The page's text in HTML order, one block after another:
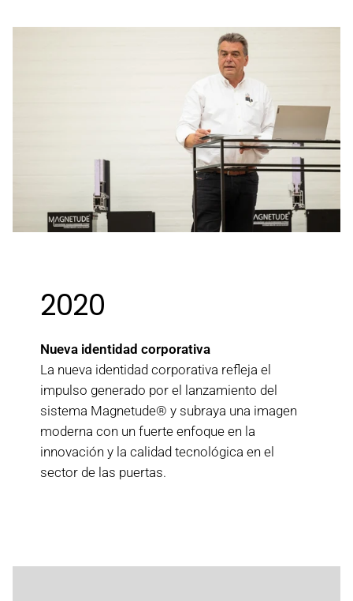
2020
Nueva identidad corporativa
La nueva identidad corporativa refleja el
impulso generado por el lanzamiento del
sistema Magnetude® y subraya una imagen
moderna con un fuerte enfoque en la
innovación y la calidad tecnológica en el
sector de las puertas.